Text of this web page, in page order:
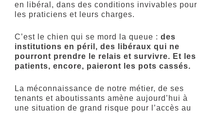
en libéral, dans des conditions invivables pour
les praticiens et leurs charges.
C’est le chien qui se mord la queue : des
institutions en péril, des libéraux qui ne
pourront prendre le relais et survivre. Et les
patients, encore, paieront les pots cassés.
La méconnaissance de notre métier, de ses
tenants et aboutissants amène aujourd’hui à
une situation de grand risque pour l’accès au